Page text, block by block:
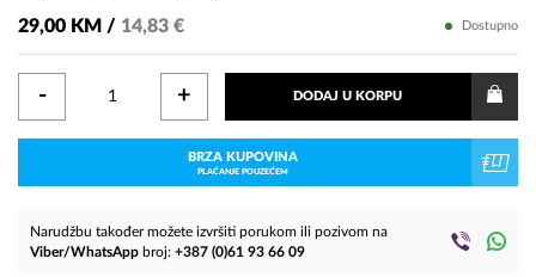
29,00 KM / 14,83 € Dostupno
- + DODAJ U KORPU
BRZA KUPOVINA
PLAĆANJE POUZEĆEM
Narudžbu također možete izvršiti porukom ili pozivom na
Viber/WhatsApp broj: +387 (0)61 93 66 09